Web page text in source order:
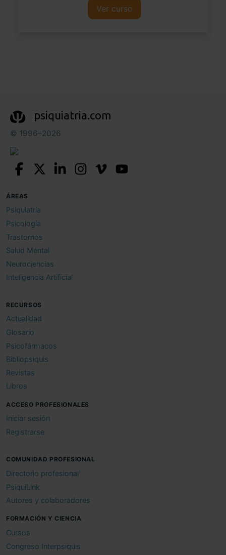
Ver curso
psiquiatria.com
© 1996–2026
ÁREAS
Psiquiatría
Psicología
Trastornos
Salud Mental
Neurociencias
Inteligencia Artificial
RECURSOS
Actualidad
Glosario
Psicofármacos
Bibliopsiquis
Revistas
Libros
ACCESO PROFESIONALES
Iniciar sesión
Registrarse
COMUNIDAD PROFESIONAL
Directorio profesional
PsiquiLink
Autores y colaboradores
FORMACIÓN Y CIENCIA
Cursos
Congreso Interpsiquis